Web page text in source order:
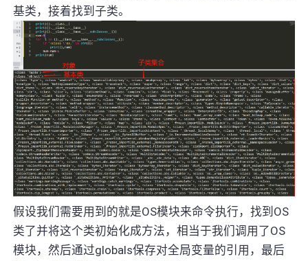
基类，接着找到子类。
假设我们需要用到的就是OS模块来命令执行，找到OS
类了并将这个类初始化成方法，相当于我们调用了OS
模块，然后通过globals保存对全局变量的引用，最后